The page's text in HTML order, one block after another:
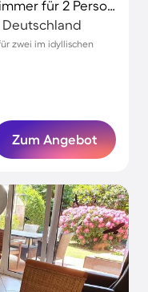
Ferienwohnung mit 1 Schlafzimmer für 2 Personen
zwei im idyllischen
Zum Angebot